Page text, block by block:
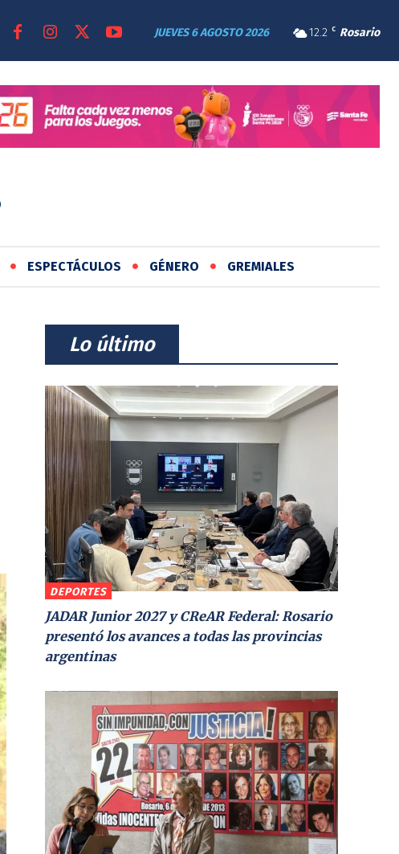
12.2 C Rosario
JUEVES 6 AGOSTO 2026
ESPECTÁCULOS GÉNERO GREMIALES
⠀Lo último⠀
DEPORTES
JADAR Junior 2027 y CReAR Federal: Rosario
presentó los avances a todas las provincias
argentinas